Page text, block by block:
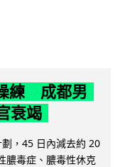
練 成都男
衰竭
，45 日內減去約 20
膿毒症、膿毒性休克